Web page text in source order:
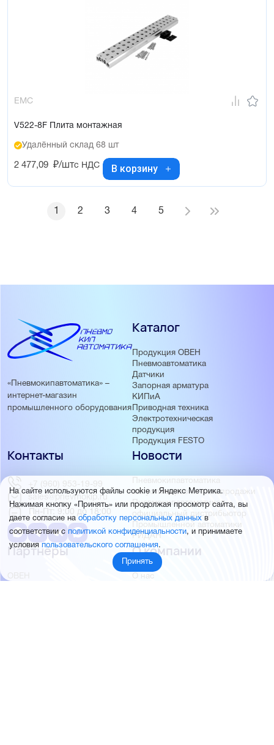
EMC
V522-8F Плита монтажная
Удалённый склад 68 шт
2 477,09 ₽/штс НДС В корзину
1 2 3 4 5
«Пневмокипавтоматика» –
интернет-магазин
промышленного оборудования
Каталог
Продукция ОВЕН
Пневмоавтоматика
Датчики
Запорная арматура
КИПиА
Приводная техника
Электротехническая
продукция
Продукция FESTO
Новости
Пневмокипавтоматика
запустила розничные продажи
Пневмокипавтоматика –
официальный дистрибьютор
Промышленной автоматики
РИДАН
Партнёры
ОВЕН
О компании
О нас
Контакты
+7 (960) 953-19-99
sales@pnevmokip.ru
Пн-Пт: 9:00 до 18:00
На сайте используются файлы cookie и Яндекс Метрика.
Нажимая кнопку «Принять» или продолжая просмотр сайта, вы
даете согласие наобработку персональных данных в
соответствии с политикой конфиденциальности, и принимаете
условия пользовательского соглашения.
Принять